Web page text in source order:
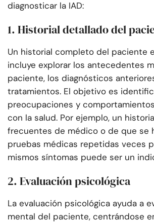
diagnosticar la IAD:
1. Historial detallado del
Un historial completo del paciente
incluye explorar los antecedentes
paciente, los diagnósticos
tratamientos. El objetivo es
preocupaciones y
con la salud. Por ejemplo, un
frecuentes de médico o de que se
pruebas médicas repetidas veces
mismos síntomas puede ser un
2. Evaluación psicológica
La evaluación psicológica ayuda a
mental del paciente, centrándose